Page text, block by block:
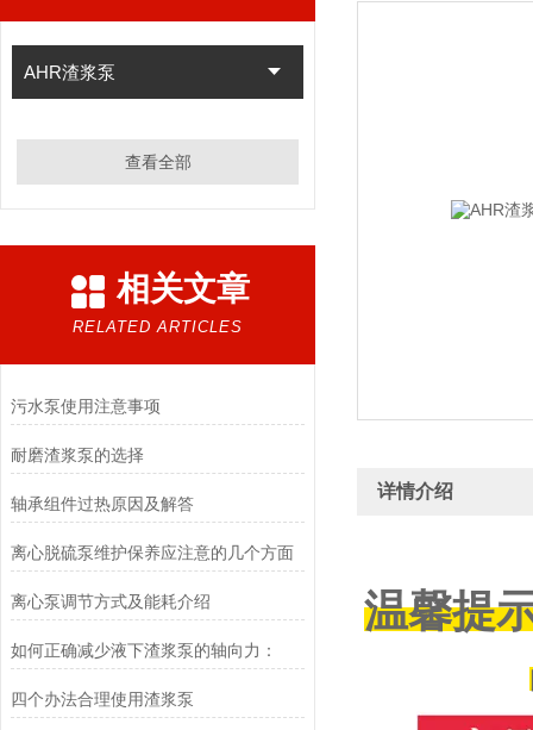
AHR渣浆泵
查看全部
相关文章
RELATED ARTICLES
污水泵使用注意事项
耐磨渣浆泵的选择
轴承组件过热原因及解答
离心脱硫泵维护保养应注意的几个方面
离心泵调节方式及能耗介绍
如何正确减少液下渣浆泵的轴向力：
四个办法合理使用渣浆泵
详情介绍
温馨提